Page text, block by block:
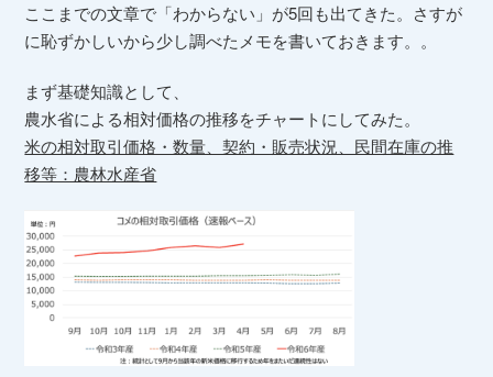
ここまでの文章で「わからない」が5回も出てきた。さすが
に恥ずかしいから少し調べたメモを書いておきます。。
まず基礎知識として、
農水省による相対価格の推移をチャートにしてみた。
米の相対取引価格・数量、契約・販売状況、民間在庫の推
移等：農林水産省